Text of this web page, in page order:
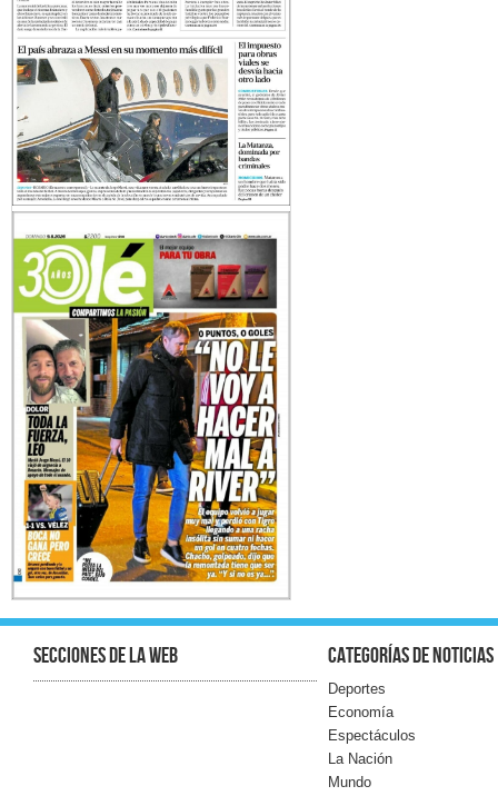
Secciones de la web Categorías de noticias
Deportes
Economía
Espectáculos
La Nación
Mundo